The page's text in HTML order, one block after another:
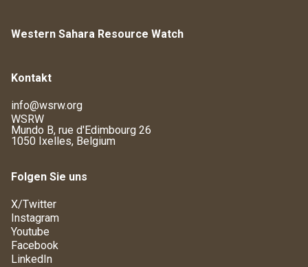
Western Sahara Resource Watch
Kontakt
info@wsrw.org
WSRW
Mundo B, rue d'Edimbourg 26
1050 Ixelles, Belgium
Folgen Sie uns
X/Twitter
Instagram
Youtube
Facebook
LinkedIn